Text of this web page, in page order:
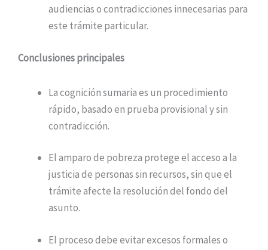
audiencias o contradicciones innecesarias para
este trámite particular.
Conclusiones principales
La cognición sumaria es un procedimiento
rápido, basado en prueba provisional y sin
contradicción.
El amparo de pobreza protege el acceso a la
justicia de personas sin recursos, sin que el
trámite afecte la resolución del fondo del
asunto.
El proceso debe evitar excesos formales o